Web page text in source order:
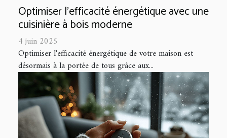
Optimiser l'efficacité énergétique avec une
cuisinière à bois moderne
4 juin 2025
Optimiser l'efficacité énergétique de votre maison est
désormais à la portée de tous grâce aux...